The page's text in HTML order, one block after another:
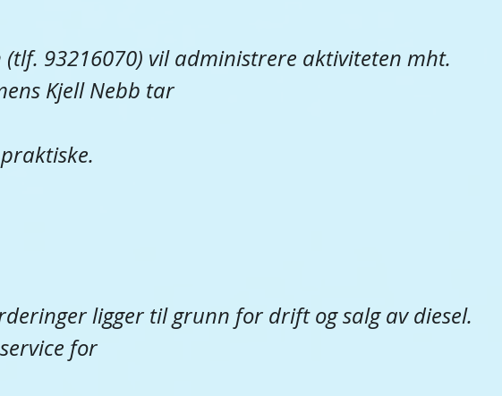
(tlf. 93216070) vil administrere aktiviteten mht.
Kjell Nebb tar
ligger til grunn for drift og salg av diesel.
for